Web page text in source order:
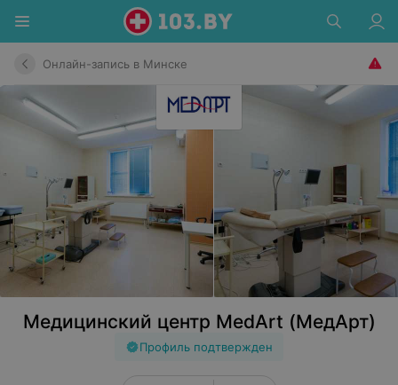
Онлайн-запись в Минске
Медицинский центр MedArt (МедАрт)
Профиль подтвержден